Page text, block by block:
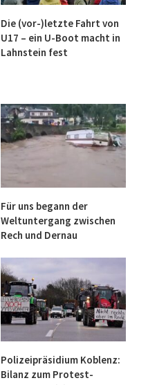
Die (vor-)letzte Fahrt von
U17 – ein U-Boot macht in
Lahnstein fest
Für uns begann der
Weltuntergang zwischen
Rech und Dernau
Polizeipräsidium Koblenz:
Bilanz zum Protest-